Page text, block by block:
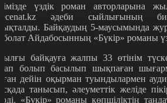
үздік роман авторларына
әдеби сыйлығының
Байқаудың 5-маусымында
Айдабосынның «Бүкір» романы
байқауға жалпы 33 өтінім
болып басылып шықпаған
дейін оқырман туындылармен
танысып, әлеуметтік желіде
«Бүкір» романы көпшіліктің